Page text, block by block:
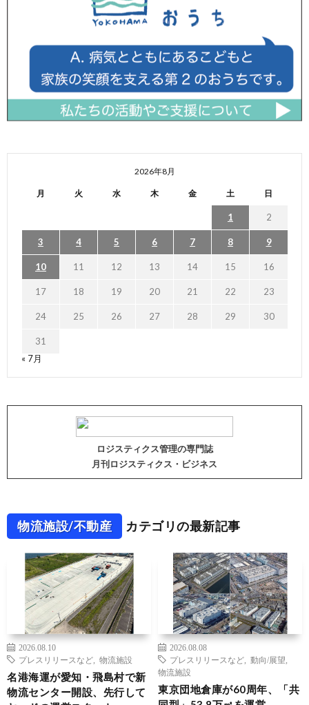
2026年8月
月 火 水 木 金 土 日
1 2
3 4 5 6 7 8 9
10 11 12 13 14 15 16
17 18 19 20 21 22 23
24 25 26 27 28 29 30
31
« 7月
ロジスティクス管理の専門誌
月刊ロジスティクス・ビジネス
物流施設/不動産 カテゴリの最新記事
2026.08.10
プレスリリースなど
物流施設
名港海運が愛知・飛島村で新
物流センター開設、先行して
2026.08.08
プレスリリースなど
動向/展望
物流施設
東京団地倉庫が60周年、「共